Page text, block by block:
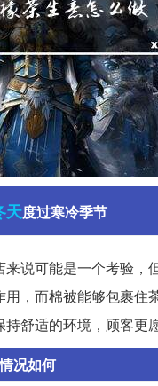
天度过寒冷季节
说可能是一个考验
，而棉被能够包裹
舒适的环境，顾客更
况如何